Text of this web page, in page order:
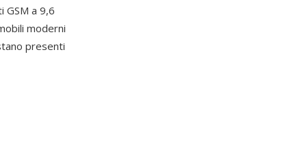
GSM a 9,6
moderni
presenti